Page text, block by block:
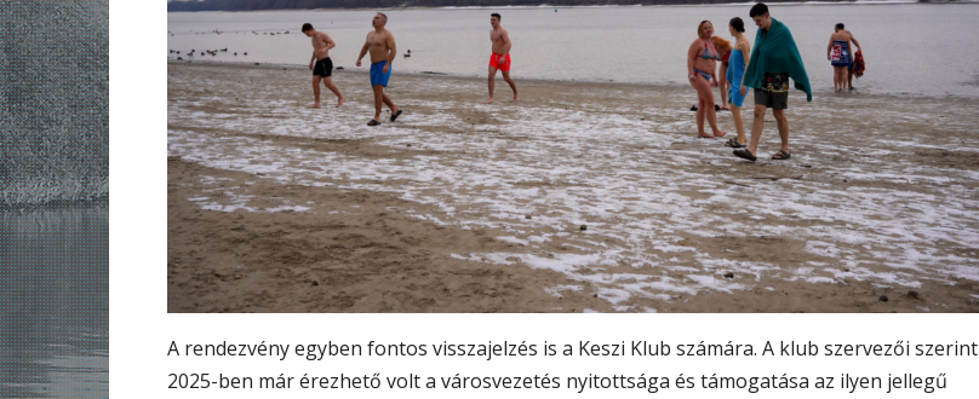
A rendezvény egyben fontos visszajelzés is a Keszi Klub számára. A klub szervezői szerint
2025-ben már érezhető volt a városvezetés nyitottsága és támogatása az ilyen jellegű